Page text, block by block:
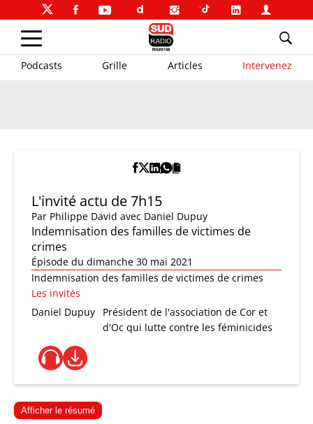
Podcasts Grille Articles Intervenez
L'invité actu de 7h15
Par Philippe David avec Daniel Dupuy
Indemnisation des familles de victimes de
crimes
Épisode du dimanche 30 mai 2021
Indemnisation des familles de victimes de crimes
Les invités
Daniel Dupuy
Président de l'association de Cor et
d'Oc qui lutte contre les féminicides
Afficher le résumé